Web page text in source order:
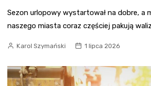
Sezon urlopowy wystartował na dobre, a
naszego miasta coraz częściej pakują
Karol Szymański 1 lipca 2026